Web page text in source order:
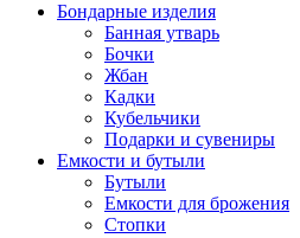
Бондарные изделия
Банная утварь
Бочки
Жбан
Кадки
Кубельчики
Подарки и сувениры
Емкости и бутыли
Бутыли
Емкости для брожения
Стопки